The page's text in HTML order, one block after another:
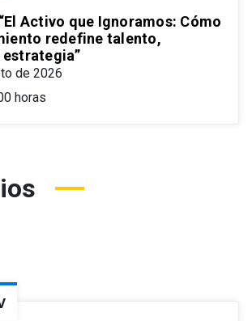
Activo que Ignoramos: Cómo
redefine talento,
de 2026
horas